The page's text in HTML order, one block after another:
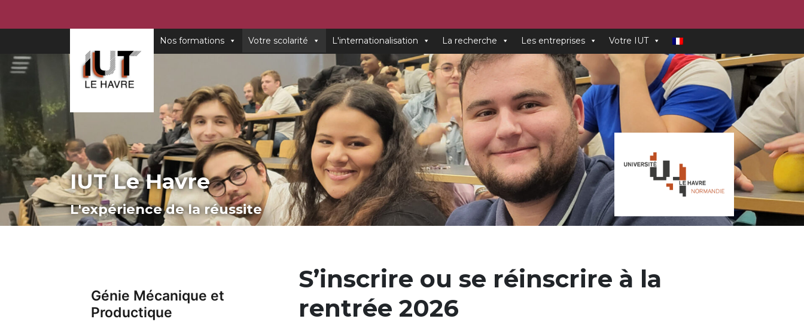
Nos formations Votre scolarité L'internationalisation La recherche Les entreprises Votre IUT
IUT Le Havre
L'expérience de la réussite
Génie Mécanique et
Productique
S’inscrire ou se réinscrire à la
rentrée 2026